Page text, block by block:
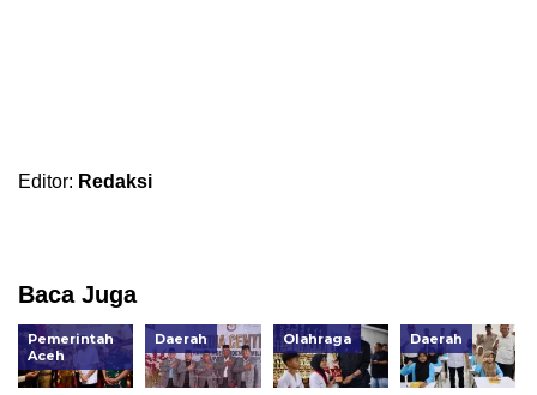
Editor: Redaksi
Baca Juga
Pemerintah
Aceh
Daerah Olahraga Daerah